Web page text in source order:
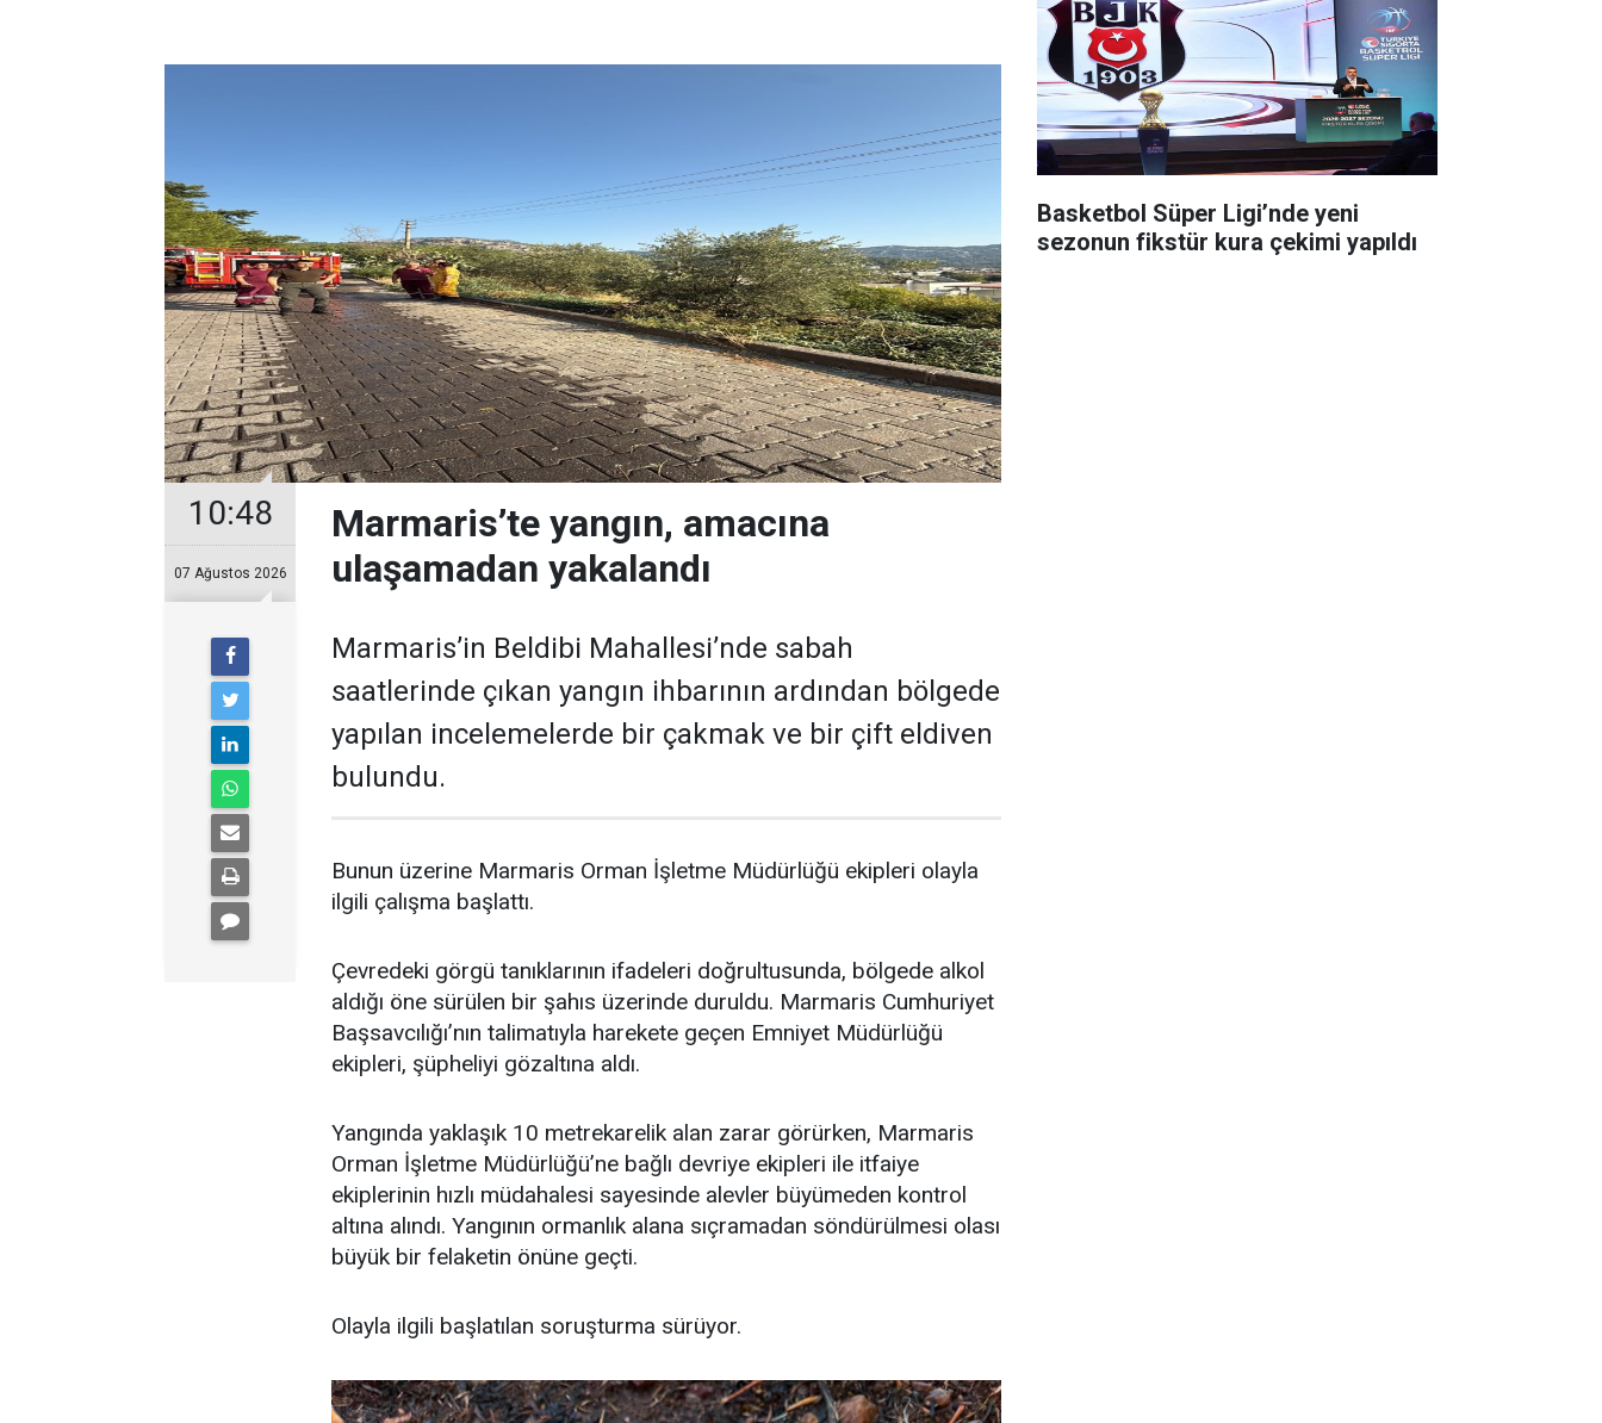
10:48
07 Ağustos 2026
Marmaris’te yangın, amacına
ulaşamadan yakalandı
Marmaris’in Beldibi Mahallesi’nde sabah
saatlerinde çıkan yangın ihbarının ardından bölgede
yapılan incelemelerde bir çakmak ve bir çift eldiven
bulundu.
Bunun üzerine Marmaris Orman İşletme Müdürlüğü ekipleri olayla
ilgili çalışma başlattı.
Çevredeki görgü tanıklarının ifadeleri doğrultusunda, bölgede alkol
aldığı öne sürülen bir şahıs üzerinde duruldu. Marmaris Cumhuriyet
Başsavcılığı’nın talimatıyla harekete geçen Emniyet Müdürlüğü
ekipleri, şüpheliyi gözaltına aldı.
Yangında yaklaşık 10 metrekarelik alan zarar görürken, Marmaris
Orman İşletme Müdürlüğü’ne bağlı devriye ekipleri ile itfaiye
ekiplerinin hızlı müdahalesi sayesinde alevler büyümeden kontrol
altına alındı. Yangının ormanlık alana sıçramadan söndürülmesi olası
büyük bir felaketin önüne geçti.
Olayla ilgili başlatılan soruşturma sürüyor.
Basketbol Süper Ligi’nde yeni
sezonun fikstür kura çekimi yapıldı